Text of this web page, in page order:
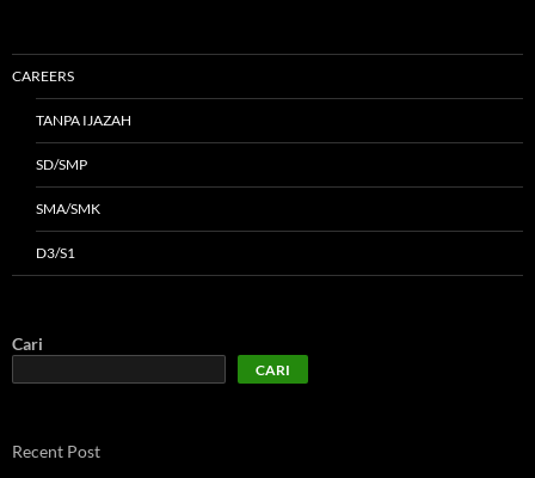
CAREERS
TANPA IJAZAH
SD/SMP
SMA/SMK
D3/S1
Cari
CARI
Recent Post